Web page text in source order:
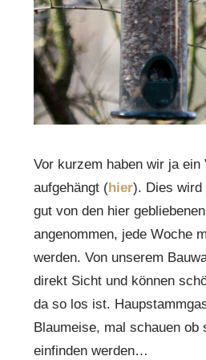
Vor kurzem haben wir ja ein
aufgehängt (hier). Dies wird
gut von den hier
angenommen, jede Woche
werden. Von unserem
direkt Sicht und können
da so los ist.
Blaumeise, mal schauen
einfinden werden…